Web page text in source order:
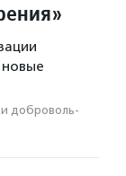
и доброволь­